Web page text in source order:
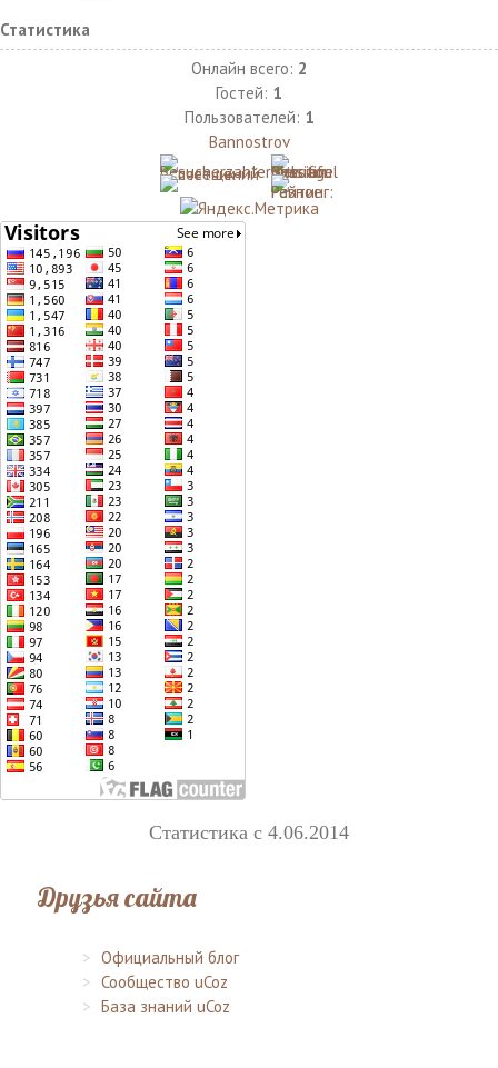
Статистика
Онлайн всего: 2
Гостей: 1
Пользователей: 1
Bannostrov
Статистика с 4.06.2014
Друзья сайта
Официальный блог
Сообщество uCoz
База знаний uCoz